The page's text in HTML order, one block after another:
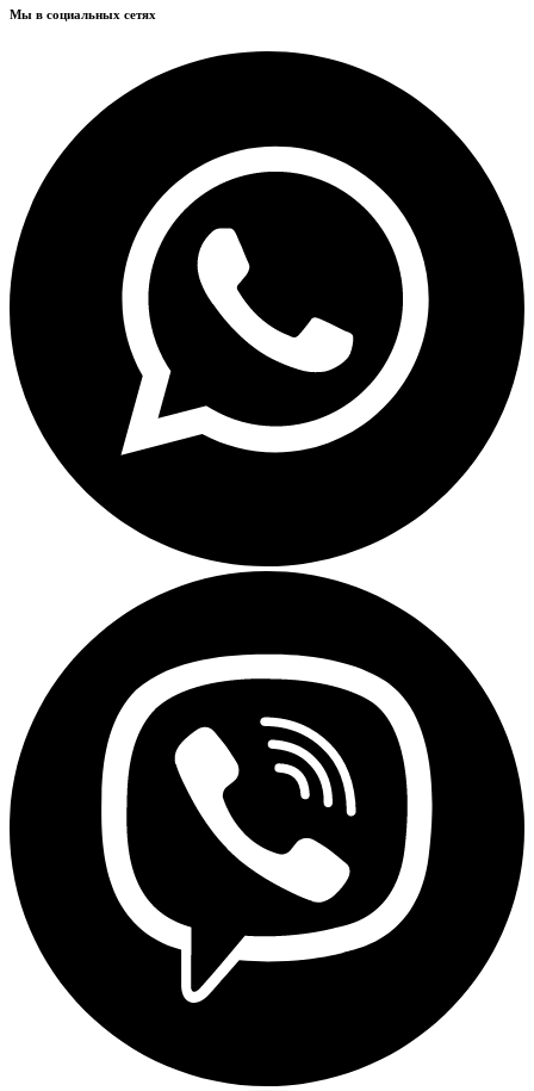
Мы в социальных сетях